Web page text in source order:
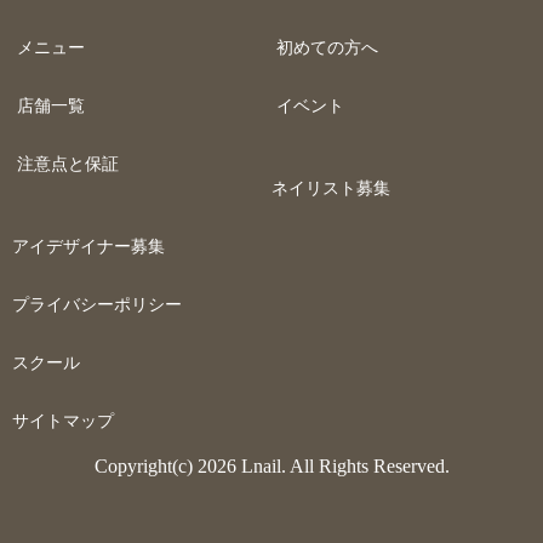
メニュー
店舗一覧
注意点と保証
初めての方へ
イベント
ネイリスト募集
アイデザイナー募集
プライバシーポリシー
スクール
サイトマップ
Copyright(c) 2026 Lnail. All Rights Reserved.